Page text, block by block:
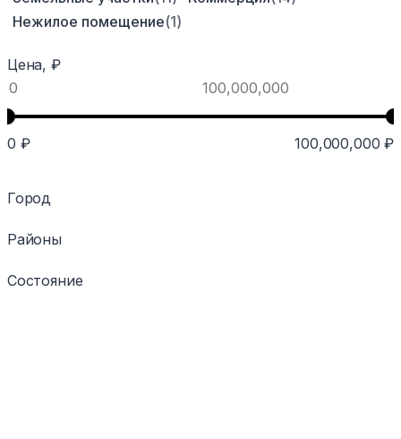
Нежилое помещение(1)
Цена, ₽
0 ₽ 100,000,000 ₽
Город
Районы
Состояние